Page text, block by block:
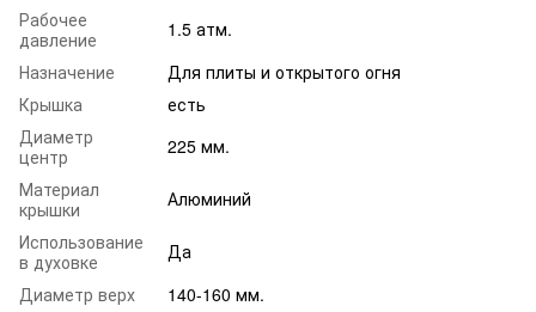
Рабочее
давление
1.5 атм.
Назначение
Для плиты и открытого огня
Крышка
есть
Диаметр
центр
225 мм.
Материал
крышки
Алюминий
Использование
в духовке
Да
Диаметр верх
140-160 мм.